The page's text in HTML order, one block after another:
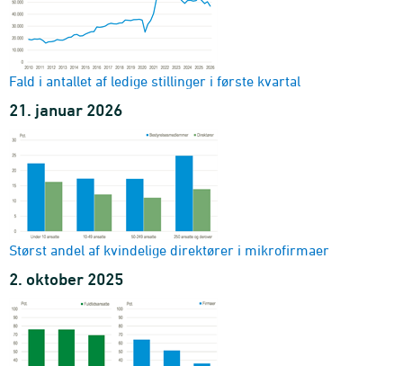
Fald i antallet af ledige stillinger i første kvartal
21. januar 2026
Størst andel af kvindelige direktører i mikrofirmaer
2. oktober 2025